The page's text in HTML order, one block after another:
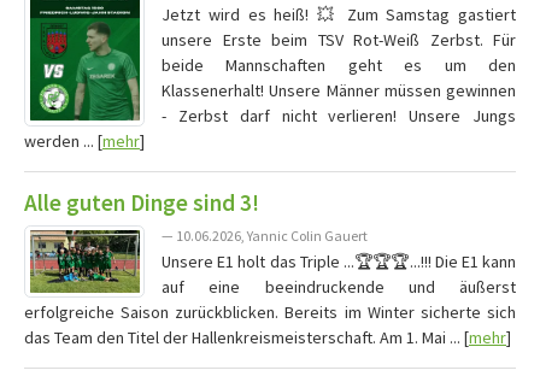
Jetzt wird es heiß! 💥 Zum Samstag gastiert
unsere Erste beim TSV Rot-Weiß Zerbst. Für
beide Mannschaften geht es um den
Klassenerhalt! Unsere Männer müssen gewinnen
- Zerbst darf nicht verlieren! Unsere Jungs
werden ... [mehr]
Alle guten Dinge sind 3!
— 10.06.2026, Yannic Colin Gauert
Unsere E1 holt das Triple ...🏆🏆🏆...!!! Die E1 kann
auf eine beeindruckende und äußerst
erfolgreiche Saison zurückblicken. Bereits im Winter sicherte sich
das Team den Titel der Hallenkreismeisterschaft. Am 1. Mai ... [mehr]